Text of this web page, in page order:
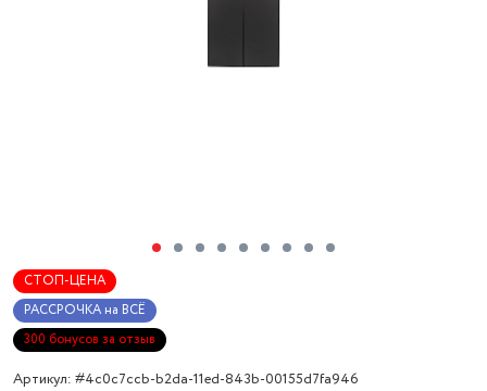
СТОП-ЦЕНА
РАССРОЧКА на ВСЁ
300 бонусов за отзыв
Артикул: #4c0c7ccb-b2da-11ed-843b-00155d7fa946